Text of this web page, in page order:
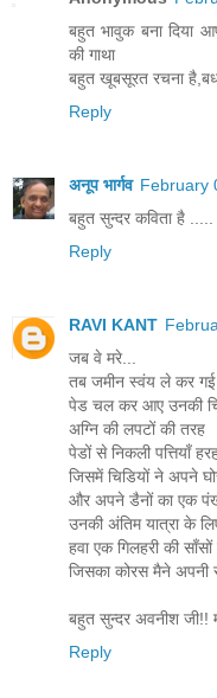
बहुत भावुक बना दिया
की गाथा
बहुत खूबसूरत रचना
Reply
अनूप भार्गव February
बहुत सुन्दर कविता है .....
Reply
RAVI KANT
जब वे मरे...
तब जमीन स्वंय ले कर गई
पेड चल कर आए उनकी
अग्नि की लपटों की तरह
पेडों से निकली पत्तियाँ
जिसमें चिडियों ने अपने
और अपने डैनों का एक
उनकी अंतिम यात्रा के
हवा एक गिलहरी की
जिसका कोरस मैने अपनी
बहुत सुन्दर अवनीश जी!!
Reply